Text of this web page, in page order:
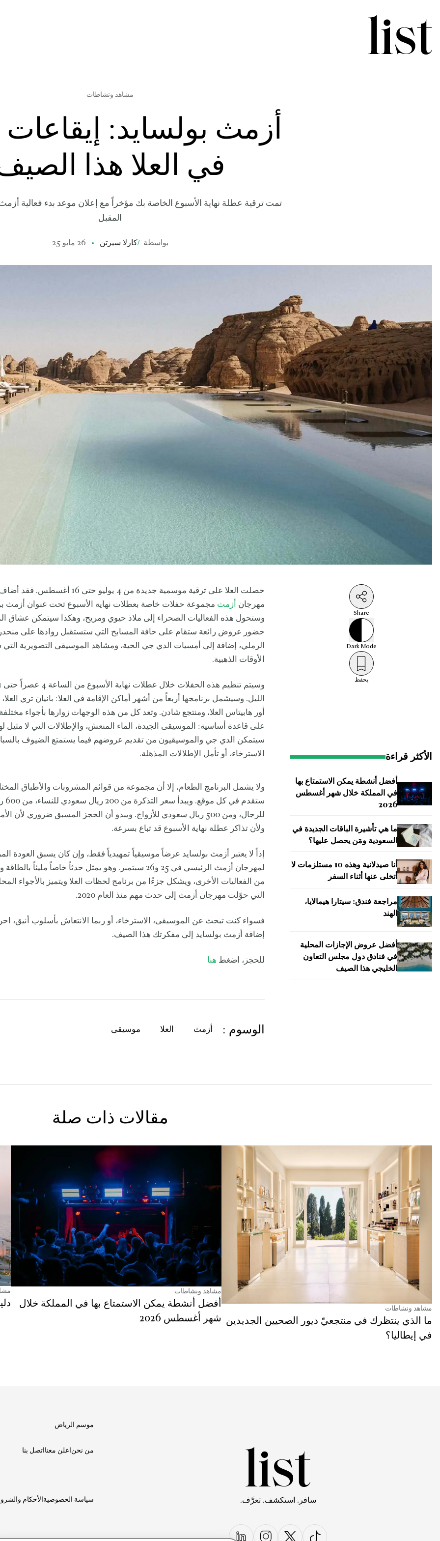
مشاهد ونشاطات
أزمث بولسايد: إيقاعات
في العلا هذا
تمت ترقية عطلة نهاية الأسبوع الخاصة بك مؤخراً مع إعلان موعد بدء فعالية
المقبل
بواسطة /كارلا سيرتن 26 مايو 25
Share
DarkMode
يحفظ
الأكثر قراءة
أفضل أنشطة يمكن الاستمتاع بها
في المملكة خلال شهر أغسطس
2026
ما هي تأشيرة الباقات الجديدة في
السعودية ومَن يحصل عليها؟
أنا صيدلانية وهذه 10 مستلزمات لا
أتخلى عنها أثناء السفر
مراجعة فندق: سيتارا هيمالايا،
الهند
أفضل عروض الإجازات المحلية
في فنادق دول مجلس التعاون
الخليجي هذا الصيف
حصلت العلا على ترقية موسمية جديدة من 4 يوليو حتى 16
مهرجان أزمث مجموعة حفلات خاصة بعطلات نهاية الأسبوع تحت عنوان أزمث
وستحول هذه الفعاليات الصحراء إلى ملاذ حيوي ومريح، وهكذا سيتمكن عشاق
حضور عروض رائعة ستقام على حافة المسابح التي ستستقبل روادها على
الرملي، إضافة إلى أمسيات الدي جي الحية، ومشاهد الموسيقى التصويرية
الأوقات الذهبية.
الليل. وسيشمل برنامجها أربعاً من أشهر أماكن الإقامة في العلا: بانيان تري
أور هابيتاس العلا، ومنتجع شادن. وتعد كل من هذه الوجهات زوارها بأجواء مختلفة،
على قاعدة أساسية: الموسيقى الجيدة، الماء المنعش، والإطلالات التي لا مثيل
سيتمكن الدي جي والموسيقيون من تقديم عروضهم فيما يستمتع الضيوف
الاسترخاء، أو تأمل الإطلالات المذهلة.
ولا يشمل البرنامج الطعام، إلا أن مجموعة من قوائم المشروبات والأطباق
للرجال، ومن 500 ريال سعودي للأزواج. ويبدو أن الحجز المسبق ضروري لأن
ولأن تذاكر عطلة نهاية الأسبوع قد تباع بسرعة.
إذاً لا يعتبر أزمث بولسايد عرضاً موسيقياً تمهيدياً فقط، وإن كان يسبق العودة
لمهرجان أزمث الرئيسي في 25 و26 سبتمبر. وهو يمثل حدثاً خاصاً مليئاً
من الفعاليات الأخرى، ويشكل جزءًا من برنامج لحظات العلا ويتميز بالأجواء
التي حوّلت مهرجان أزمث إلى حدث مهم منذ العام 2020.
فسواء كنت تبحث عن الموسيقى، الاسترخاء، أو ربما الانتعاش بأسلوب أنيق،
إضافة أزمث بولسايد إلى مفكرتك هذا الصيف.
للحجز، اضغط هنا
الوسوم : أزمث العلا موسيقى
مقالات ذات صلة
مشاهد ونشاطات
ما الذي ينتظرك في منتجعيّ ديور الصحيين الجديدين
في إيطاليا؟
مشاهد ونشاطات
أفضل أنشطة يمكن الاستمتاع بها في المملكة خلال
شهر أغسطس 2026
سافر. استكشف. تعرَّف.
موسم الرياض
من نحن اعلن معنا اتصل بنا
سياسة الخصوصية الأحكام